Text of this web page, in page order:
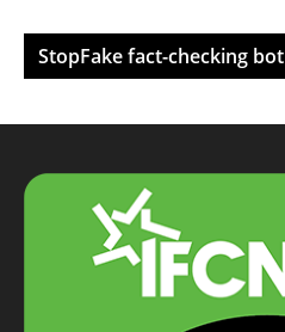
StopFake fact-checking bot